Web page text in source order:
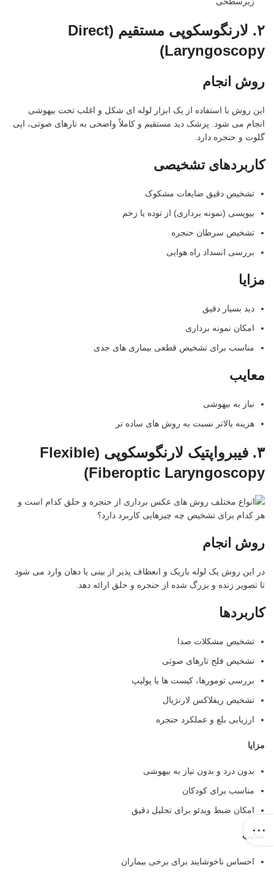
۲. لارنگوسکوپی مستقیم
(Direct
Laryngoscopy)
روش انجام
این روش با استفاده از یک ابزار لوله ای شکل و اغلب تحت بیهوشی
انجام می شود. پزشک دید مستقیم و کاملاً واضحی به تارهای صوتی، اپی
گلوت و حنجره دارد.
کاربردهای تشخیصی
تشخیص دقیق ضایعات مشکوک
بیوپسی (نمونه برداری) از توده یا زخم
تشخیص سرطان حنجره
بررسی انسداد راه هوایی
مزایا
دید بسیار دقیق
امکان نمونه برداری
مناسب برای تشخیص قطعی بیماری های جدی
معایب
نیاز به بیهوشی
هزینه بالاتر نسبت به روش های ساده تر
۳. فیبرواپتیک لارنگوسکوپی (Flexible
Fiberoptic Laryngoscopy)
روش انجام
در این روش یک لوله باریک و انعطاف پذیر از بینی یا دهان وارد می شود
تا تصویر زنده و بزرگ شده از حنجره و حلق ارائه دهد.
کاربردها
تشخیص مشکلات صدا
تشخیص فلج تارهای صوتی
بررسی تومورها، کیست ها یا پولیپ
تشخیص ریفلاکس لارنژیال
ارزیابی بلع و عملکرد حنجره
مزایا
بدون درد و بدون نیاز به بیهوشی
مناسب برای کودکان
امکان ضبط ویدئو برای تحلیل دقیق
معایب
احساس ناخوشایند برای برخی بیماران